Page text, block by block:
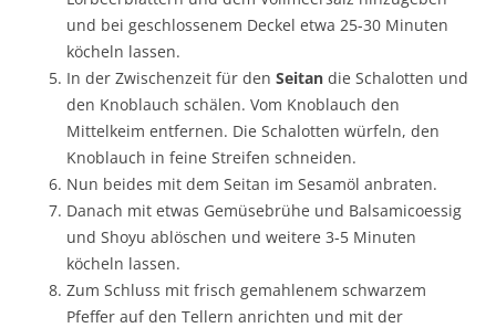
und bei geschlossenem Deckel etwa 25-30 Minuten
köcheln lassen.
In der Zwischenzeit für den Seitan die Schalotten und
den Knoblauch schälen. Vom Knoblauch den
Mittelkeim entfernen. Die Schalotten würfeln, den
Knoblauch in feine Streifen schneiden.
Nun beides mit dem Seitan im Sesamöl anbraten.
Danach mit etwas Gemüsebrühe und Balsamicoessig
und Shoyu ablöschen und weitere 3-5 Minuten
köcheln lassen.
Zum Schluss mit frisch gemahlenem schwarzem
Pfeffer auf den Tellern anrichten und mit der